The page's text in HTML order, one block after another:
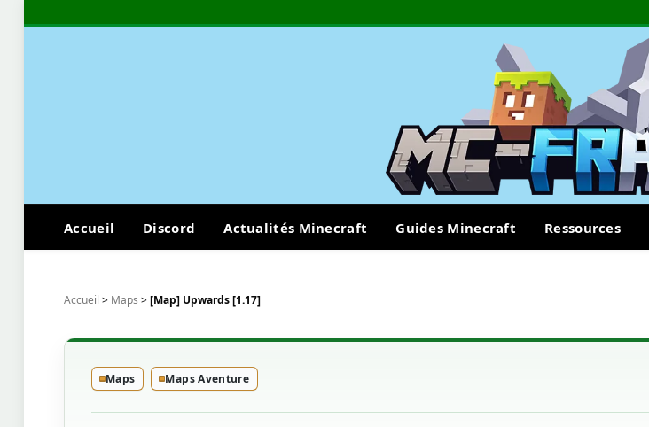
Accueil Discord Actualités Minecraft Guides Minecraft Ressources
Accueil > Maps >[Map] Upwards [1.17]
Maps Maps Aventure